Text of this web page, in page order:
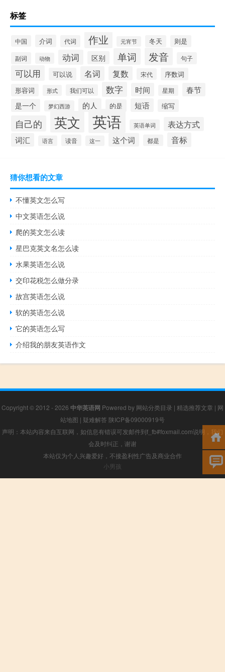
标签
中国 介词 代词 作业 元宵节 冬天
则是
副词
动物 动词 区别 单词 发音 句子
可以用 可以说 名词 复数 宋代
序数词
形容词
形式 我们可以 数字 时间 星期 春节
是一个 梦幻西游 的人 的是 短语 缩写
自己的 英文 英语 英语单词 表达方式
词汇 语言 读音 这一 这个词 都是 音标
猜你想看的文章
不懂英文怎么写
中文英语怎么说
爬的英文怎么读
星巴克英文名怎么读
水果英语怎么说
交印花税怎么做分录
故宫英语怎么说
软的英语怎么说
它的英语怎么写
介绍我的朋友英语作文
Copyright © 2012 - 2026 中华英语网 Powered by 网站分类目录 | 精选推荐文章 | 网
站地图 | 疑难解答 陕ICP备09000919号
声明：本站内容来自互联网，如信息有错误可发邮件到f_fb#foxmail.com说明，我们
会及时纠正，谢谢
本站仅为个人兴趣爱好，不接盈利性广告及商业合作
小男孩